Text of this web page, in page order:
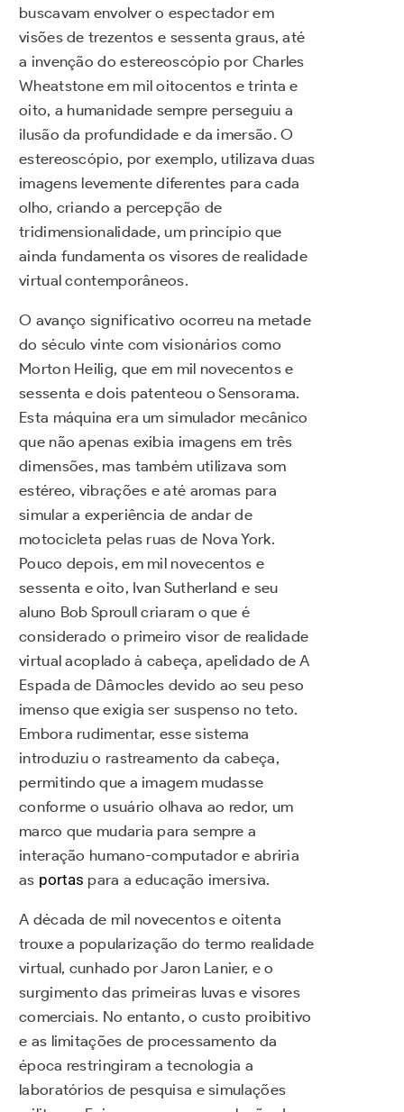
buscavam envolver o espectador em
visões de trezentos e sessenta graus, até
a invenção do estereoscópio por Charles
Wheatstone em mil oitocentos e trinta e
oito, a humanidade sempre perseguiu a
ilusão da profundidade e da imersão. O
estereoscópio, por exemplo, utilizava duas
imagens levemente diferentes para cada
olho, criando a percepção de
tridimensionalidade, um princípio que
ainda fundamenta os visores de realidade
virtual contemporâneos.
O avanço significativo ocorreu na metade
do século vinte com visionários como
Morton Heilig, que em mil novecentos e
sessenta e dois patenteou o Sensorama.
Esta máquina era um simulador mecânico
que não apenas exibia imagens em três
dimensões, mas também utilizava som
estéreo, vibrações e até aromas para
simular a experiência de andar de
motocicleta pelas ruas de Nova York.
Pouco depois, em mil novecentos e
sessenta e oito, Ivan Sutherland e seu
aluno Bob Sproull criaram o que é
considerado o primeiro visor de realidade
virtual acoplado à cabeça, apelidado de A
Espada de Dâmocles devido ao seu peso
imenso que exigia ser suspenso no teto.
Embora rudimentar, esse sistema
introduziu o rastreamento da cabeça,
permitindo que a imagem mudasse
conforme o usuário olhava ao redor, um
marco que mudaria para sempre a
interação humano-computador e abriria
as portas para a educação imersiva.
A década de mil novecentos e oitenta
trouxe a popularização do termo realidade
virtual, cunhado por Jaron Lanier, e o
surgimento das primeiras luvas e visores
comerciais. No entanto, o custo proibitivo
e as limitações de processamento da
época restringiram a tecnologia a
laboratórios de pesquisa e simulações